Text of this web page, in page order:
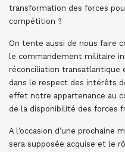
transformation des forces
compétition ?
On tente aussi de nous faire
le commandement militaire
réconciliation transatlantique
dans le respect des intérêts
effet notre appartenance au
de la disponibilité des forces
A l’occasion d’une
sera supposée acquise et le